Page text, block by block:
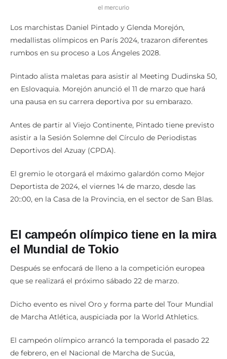
el mercurio
Los marchistas Daniel Pintado y Glenda Morejón,
medallistas olímpicos en París 2024, trazaron diferentes
rumbos en su proceso a Los Ángeles 2028.
Pintado alista maletas para asistir al Meeting Dudinska 50,
en Eslovaquia. Morejón anunció el 11 de marzo que hará
una pausa en su carrera deportiva por su embarazo.
Antes de partir al Viejo Continente, Pintado tiene previsto
asistir a la Sesión Solemne del Círculo de Periodistas
Deportivos del Azuay (CPDA).
El gremio le otorgará el máximo galardón como Mejor
Deportista de 2024, el viernes 14 de marzo, desde las
20::00, en la Casa de la Provincia, en el sector de San Blas.
El campeón olímpico tiene en la mira
el Mundial de Tokio
Después se enfocará de lleno a la competición europea
que se realizará el próximo sábado 22 de marzo.
Dicho evento es nivel Oro y forma parte del Tour Mundial
de Marcha Atlética, auspiciada por la World Athletics.
El campeón olímpico arrancó la temporada el pasado 22
de febrero, en el Nacional de Marcha de Sucúa,